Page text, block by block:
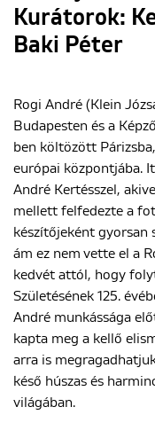
Kurátorok:
Baki Péter
Rogi André (Klein
Budapesten és a
ben költözött
európai központjába.
André Kertésszel,
mellett felfedezte a
készítőjeként gyorsan
ám ez nem vette el a
kedvét attól, hogy
Születésének 125.
André munkássága
kapta meg a kellő
arra is
késő húszas és
világában.